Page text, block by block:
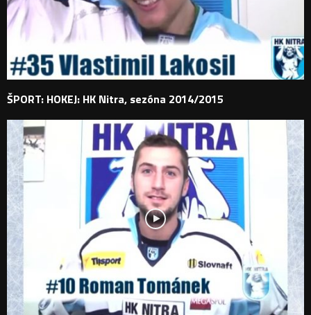
ŠPORT: HOKEJ: HK Nitra, sezóna 2014/2015